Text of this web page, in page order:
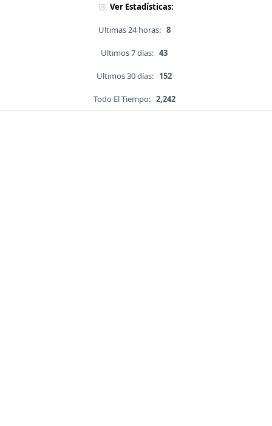
Ver Estadísticas:
Ultimas 24 horas: 8
Ultimos 7 días: 43
Ultimos 30 días: 152
Todo El Tiempo: 2,242